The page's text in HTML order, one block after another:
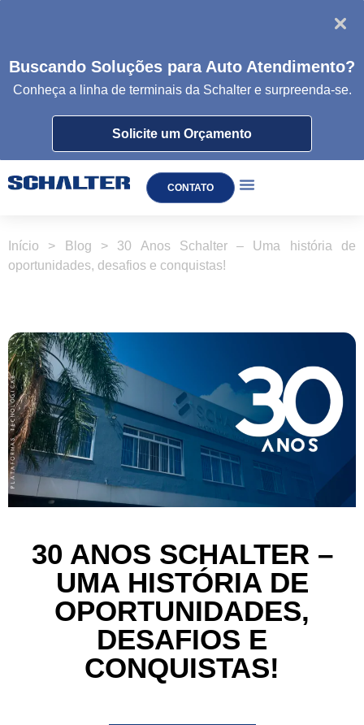
Buscando Soluções para Auto Atendimento?
Conheça a linha de terminais da Schalter e surpreenda-se.
Solicite um Orçamento
CONTATO
Início > Blog > 30 Anos Schalter – Uma história de
oportunidades, desafios e conquistas!
30 ANOS SCHALTER –
UMA HISTÓRIA DE
OPORTUNIDADES,
DESAFIOS E
CONQUISTAS!